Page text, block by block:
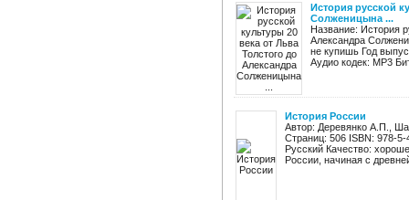
История русской
Солженицына ...
Название: История
Александра
не купишь Год
Аудио кодек: MP3
История России
Автор: Деревянко А.П.,
Страниц: 506 ISBN: 978-
Русский Качество:
России, начиная с